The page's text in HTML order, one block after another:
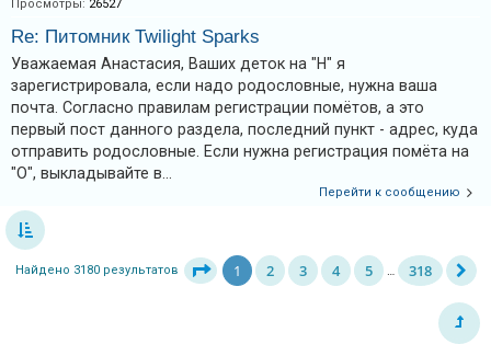
Просмотры: 26527
Re: Питомник Twilight Sparks
Уважаемая Анастасия, Ваших деток на "Н" я
зарегистрировала, если надо родословные, нужна ваша
почта. Согласно правилам регистрации помётов, а это
первый пост данного раздела, последний пункт - адрес, куда
отправить родословные. Если нужна регистрация помёта на
"О", выкладывайте в...
Перейти к сообщению
Найдено 3180 результатов 1 2 3 4 5 … 318